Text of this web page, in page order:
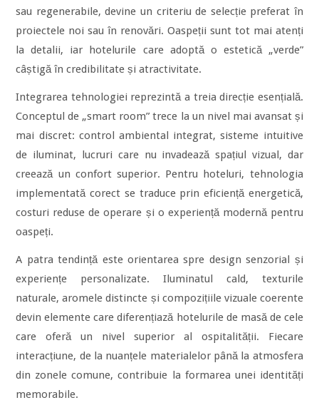
sau regenerabile, devine un criteriu de selecție preferat în
proiectele noi sau în renovări. Oaspeții sunt tot mai atenți
la detalii, iar hotelurile care adoptă o estetică „verde”
câștigă în credibilitate și atractivitate.
Integrarea tehnologiei reprezintă a treia direcție esențială.
Conceptul de „smart room” trece la un nivel mai avansat și
mai discret: control ambiental integrat, sisteme intuitive
de iluminat, lucruri care nu invadează spațiul vizual, dar
creează un confort superior. Pentru hoteluri, tehnologia
implementată corect se traduce prin eficiență energetică,
costuri reduse de operare și o experiență modernă pentru
oaspeți.
A patra tendință este orientarea spre design senzorial și
experiențe personalizate. Iluminatul cald, texturile
naturale, aromele distincte și compozițiile vizuale coerente
devin elemente care diferențiază hotelurile de masă de cele
care oferă un nivel superior al ospitalității. Fiecare
interacțiune, de la nuanțele materialelor până la atmosfera
din zonele comune, contribuie la formarea unei identități
memorabile.